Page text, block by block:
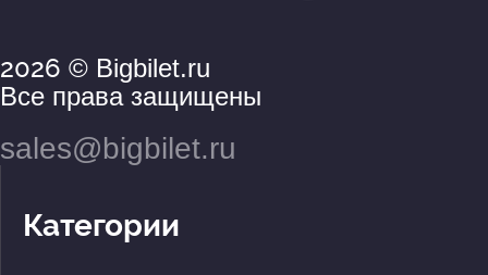
2026 © Bigbilet.ru
Все права защищены
sales@bigbilet.ru
Категории